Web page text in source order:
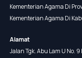
Kementerian Agama Di
Kementerian Agama Di
Alamat
Jalan Tgk. Abu Lam U No.